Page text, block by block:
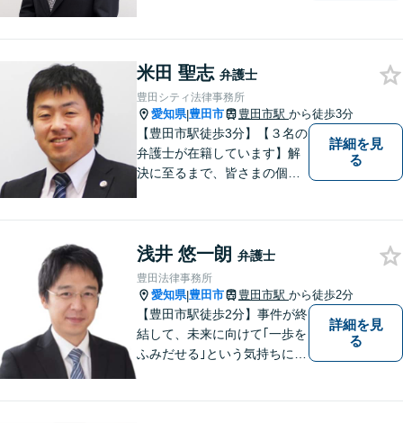
のお困りごとを迅速に解決い
たします。
米田 聖志 弁護士
豊田シティ法律事務所
愛知県|豊田市 豊田市駅 から徒歩3分
【豊田市駅徒歩3分】【３名の
弁護士が在籍しています】解
決に至るまで、皆さまの個別
続問題／刑事事件／企業法務
など幅広く対応。どうぞお気
軽にご相談ください。
詳細を見
る
浅井 悠一朗 弁護士
豊田法律事務所
愛知県|豊田市 豊田市駅 から徒歩2分
【豊田市駅徒歩2分】事件が終
結して、未来に向けて｢一歩を
ふみだせる｣という気持ちに向
詳細を見
る